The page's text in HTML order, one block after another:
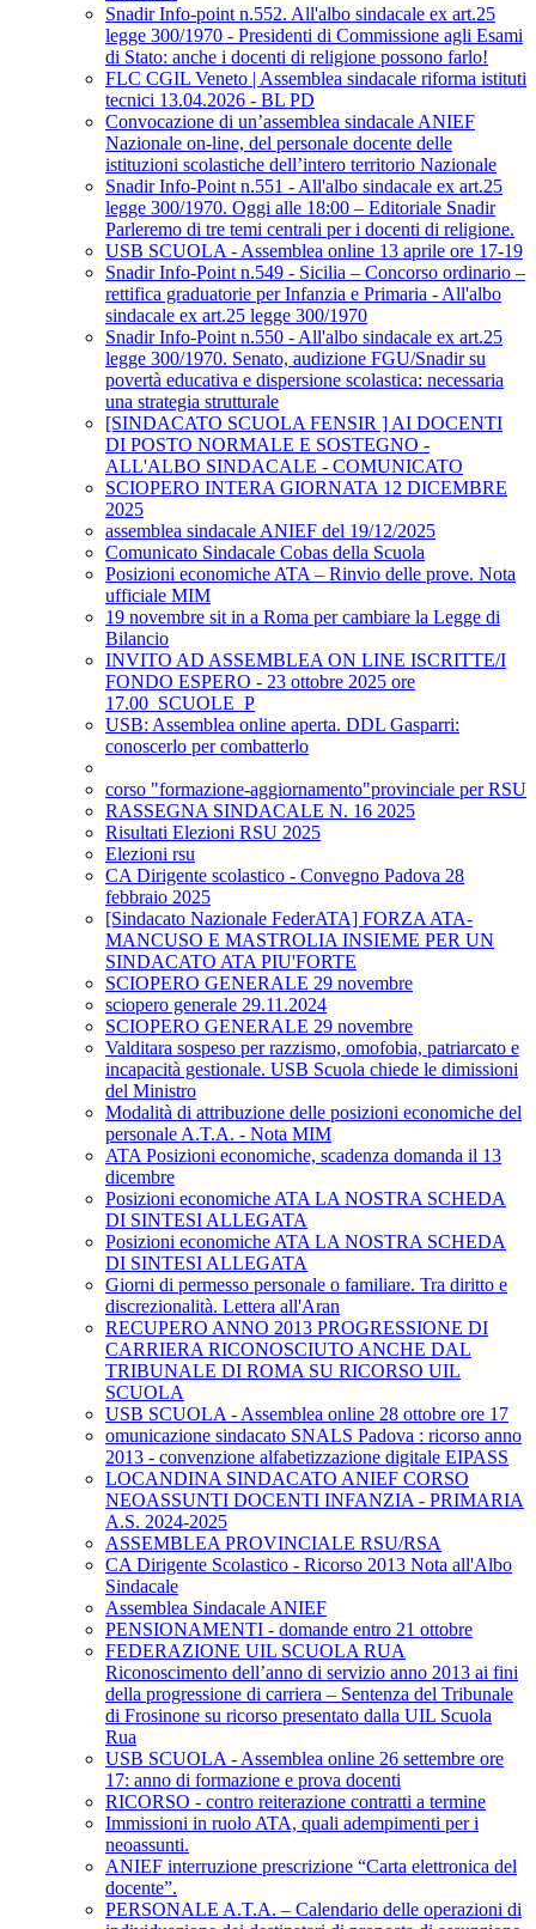
Snadir Info-point n.552. All'albo sindacale ex art.25
legge 300/1970 - Presidenti di Commissione agli Esami
di Stato: anche i docenti di religione possono farlo!
FLC CGIL Veneto | Assemblea sindacale riforma istituti
tecnici 13.04.2026 - BL PD
Convocazione di un’assemblea sindacale ANIEF
Nazionale on-line, del personale docente delle
istituzioni scolastiche dell’intero territorio Nazionale
Snadir Info-Point n.551 - All'albo sindacale ex art.25
legge 300/1970. Oggi alle 18:00 – Editoriale Snadir
Parleremo di tre temi centrali per i docenti di religione.
USB SCUOLA - Assemblea online 13 aprile ore 17-19
Snadir Info-Point n.549 - Sicilia – Concorso ordinario –
rettifica graduatorie per Infanzia e Primaria - All'albo
sindacale ex art.25 legge 300/1970
Snadir Info-Point n.550 - All'albo sindacale ex art.25
legge 300/1970. Senato, audizione FGU/Snadir su
povertà educativa e dispersione scolastica: necessaria
una strategia strutturale
[SINDACATO SCUOLA FENSIR ] AI DOCENTI
DI POSTO NORMALE E SOSTEGNO -
ALL'ALBO SINDACALE - COMUNICATO
SCIOPERO INTERA GIORNATA 12 DICEMBRE
2025
assemblea sindacale ANIEF del 19/12/2025
Comunicato Sindacale Cobas della Scuola
Posizioni economiche ATA – Rinvio delle prove. Nota
ufficiale MIM
19 novembre sit in a Roma per cambiare la Legge di
Bilancio
INVITO AD ASSEMBLEA ON LINE ISCRITTE/I
FONDO ESPERO - 23 ottobre 2025 ore
17.00_SCUOLE_P
USB: Assemblea online aperta. DDL Gasparri:
conoscerlo per combatterlo
corso "formazione-aggiornamento"provinciale per RSU
RASSEGNA SINDACALE N. 16 2025
Risultati Elezioni RSU 2025
Elezioni rsu
CA Dirigente scolastico - Convegno Padova 28
febbraio 2025
[Sindacato Nazionale FederATA] FORZA ATA-
MANCUSO E MASTROLIA INSIEME PER UN
SINDACATO ATA PIU'FORTE
SCIOPERO GENERALE 29 novembre
sciopero generale 29.11.2024
SCIOPERO GENERALE 29 novembre
Valditara sospeso per razzismo, omofobia, patriarcato e
incapacità gestionale. USB Scuola chiede le dimissioni
del Ministro
Modalità di attribuzione delle posizioni economiche del
personale A.T.A. - Nota MIM
ATA Posizioni economiche, scadenza domanda il 13
dicembre
Posizioni economiche ATA LA NOSTRA SCHEDA
DI SINTESI ALLEGATA
Posizioni economiche ATA LA NOSTRA SCHEDA
DI SINTESI ALLEGATA
Giorni di permesso personale o familiare. Tra diritto e
discrezionalità. Lettera all'Aran
RECUPERO ANNO 2013 PROGRESSIONE DI
CARRIERA RICONOSCIUTO ANCHE DAL
TRIBUNALE DI ROMA SU RICORSO UIL
SCUOLA
USB SCUOLA - Assemblea online 28 ottobre ore 17
omunicazione sindacato SNALS Padova : ricorso anno
2013 - convenzione alfabetizzazione digitale EIPASS
LOCANDINA SINDACATO ANIEF CORSO
NEOASSUNTI DOCENTI INFANZIA - PRIMARIA
A.S. 2024-2025
ASSEMBLEA PROVINCIALE RSU/RSA
CA Dirigente Scolastico - Ricorso 2013 Nota all'Albo
Sindacale
Assemblea Sindacale ANIEF
PENSIONAMENTI - domande entro 21 ottobre
FEDERAZIONE UIL SCUOLA RUA
Riconoscimento dell’anno di servizio anno 2013 ai fini
della progressione di carriera – Sentenza del Tribunale
di Frosinone su ricorso presentato dalla UIL Scuola
Rua
USB SCUOLA - Assemblea online 26 settembre ore
17: anno di formazione e prova docenti
RICORSO - contro reiterazione contratti a termine
Immissioni in ruolo ATA, quali adempimenti per i
neoassunti.
ANIEF interruzione prescrizione “Carta elettronica del
docente”.
PERSONALE A.T.A. – Calendario delle operazioni di